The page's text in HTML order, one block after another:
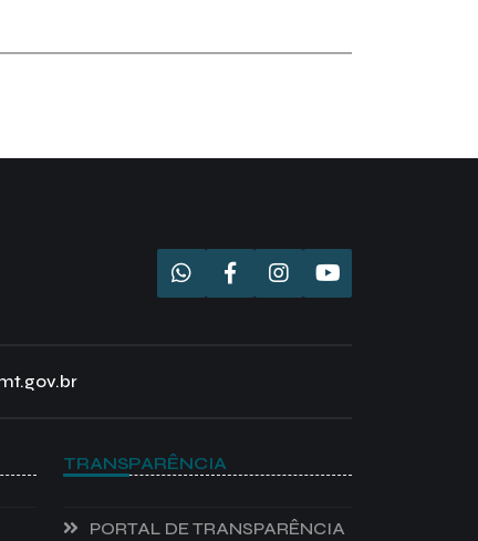
TRANSPARÊNCIA
PORTAL DE TRANSPARÊNCIA